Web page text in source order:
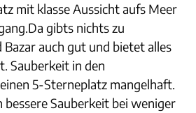
mit klasse Aussicht aufs Meer
gibts nichts zu
Bazar auch gut und bietet alles
Sauberkeit in den
5-Sterneplatz mangelhaft.
bessere Sauberkeit bei weniger